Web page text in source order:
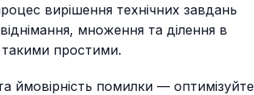
вирішення технічних завдань
множення та ділення в
простими.
ймовірність помилки — оптимізуйте